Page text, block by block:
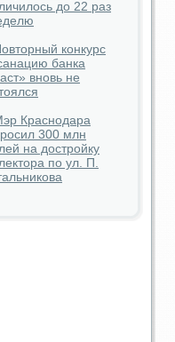
до 22 раз
конкурс
банка
вновь не
Краснодара
300 млн
на достройку
по ул. П.